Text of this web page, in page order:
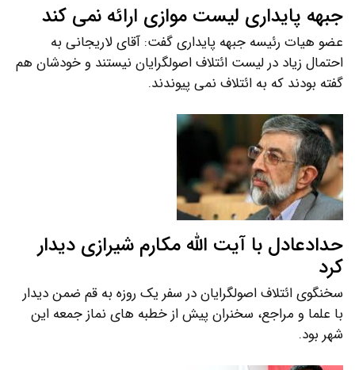
جبهه پایداری لیست موازی ارائه نمی کند
عضو هیات رئیسه جبهه پایداری گفت: آقای لاریجانی به
احتمال زیاد در لیست ائتلاف اصولگرایان نیستند و خودشان هم
گفته بودند که به ائتلاف نمی پیوندند.
حدادعادل با آیت الله مکارم شیرازی دیدار
کرد
سخنگوی ائتلاف اصولگرایان در سفر یک روزه به قم ضمن دیدار
با علما و مراجع، سخنران پیش از خطبه های نماز جمعه این
شهر بود.